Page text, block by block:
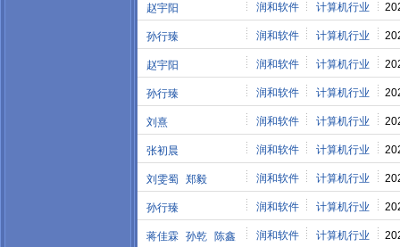
赵宇阳 润和软件 计算机行业
孙行臻 润和软件 计算机行业
赵宇阳 润和软件 计算机行业
孙行臻 润和软件 计算机行业
刘熹 润和软件 计算机行业
张初晨 润和软件 计算机行业
刘雯蜀 郑毅 润和软件 计算机行业
孙行臻 润和软件 计算机行业
蒋佳霖 孙乾 陈鑫 润和软件 计算机行业